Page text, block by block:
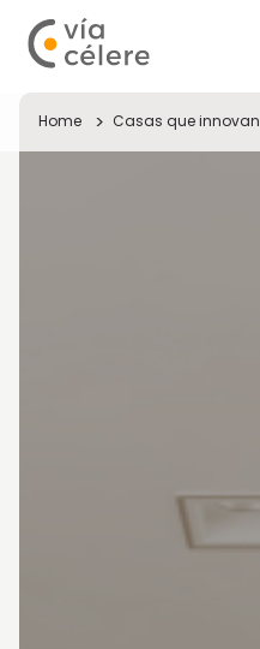
Home Casas que innovan